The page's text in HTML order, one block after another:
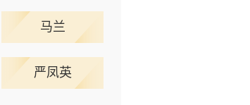
马兰
严凤英